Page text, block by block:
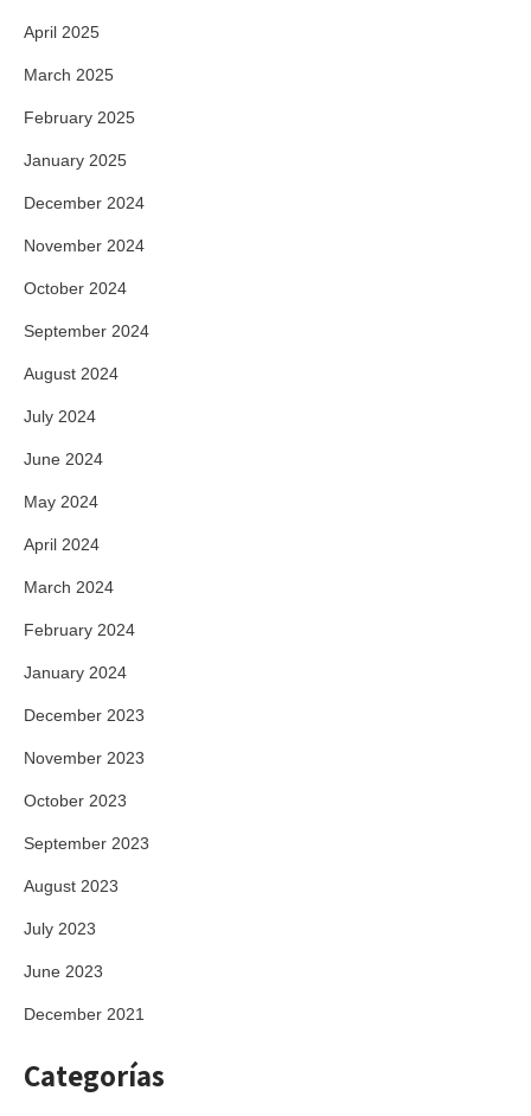
April 2025
March 2025
February 2025
January 2025
December 2024
November 2024
October 2024
September 2024
August 2024
July 2024
June 2024
May 2024
April 2024
March 2024
February 2024
January 2024
December 2023
November 2023
October 2023
September 2023
August 2023
July 2023
June 2023
December 2021
Categorías